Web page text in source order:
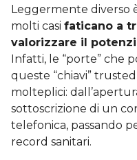
Leggermente diverso
molti casi faticano a
valorizzare il
Infatti, le “porte” che
queste “chiavi”
molteplici:
sottoscrizione di un
telefonica, passando
record sanitari.